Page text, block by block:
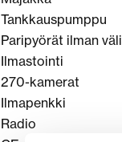
Tankkauspumppu
Paripyörät ilman
Ilmastointi
270-kamerat
Ilmapenkki
Radio